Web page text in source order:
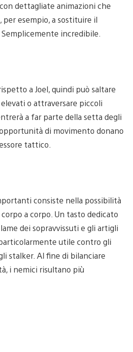
dettagliate animazioni che
esempio, a sostituire il
incredibile.
a Joel, quindi può saltare
o attraversare piccoli
a far parte della setta degli
di movimento donano
tattico.
consiste nella possibilità
a corpo. Un tasto dedicato
dei sopravvissuti e gli artigli
utile contro gli
stalker. Al fine di bilanciare
i nemici risultano più